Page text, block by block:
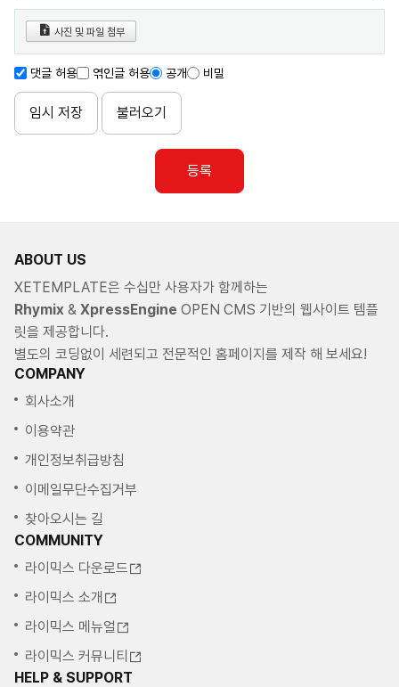
사진 및 파일 첨부
댓글 허용 엮인글 허용 공개 비밀
임시 저장 불러오기
등록
ABOUT US
XETEMPLATE은 수십만 사용자가 함께하는
Rhymix & XpressEngine OPEN CMS 기반의 웹사이트 템플
릿을 제공합니다.
별도의 코딩없이 세련되고 전문적인 홈페이지를 제작 해 보세요!
COMPANY
회사소개
이용약관
개인정보취급방침
이메일무단수집거부
찾아오시는 길
COMMUNITY
라이믹스 다운로드
라이믹스 소개
라이믹스 메뉴얼
라이믹스 커뮤니티
HELP & SUPPORT